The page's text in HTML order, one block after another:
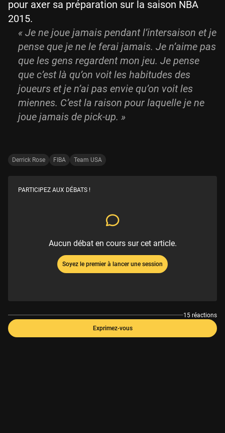
pour axer sa préparation sur la saison NBA
2015.
« Je ne joue jamais pendant l’intersaison et je
pense que je ne le ferai jamais. Je n’aime pas
que les gens regardent mon jeu. Je pense
que c’est là qu’on voit les habitudes des
joueurs et je n’ai pas envie qu’on voit les
miennes. C’est la raison pour laquelle je ne
joue jamais de pick-up. »
Derrick Rose FIBA Team USA
PARTICIPEZ AUX DÉBATS !
Aucun débat en cours sur cet article.
Soyez le premier à lancer une session
15 réactions
Exprimez-vous